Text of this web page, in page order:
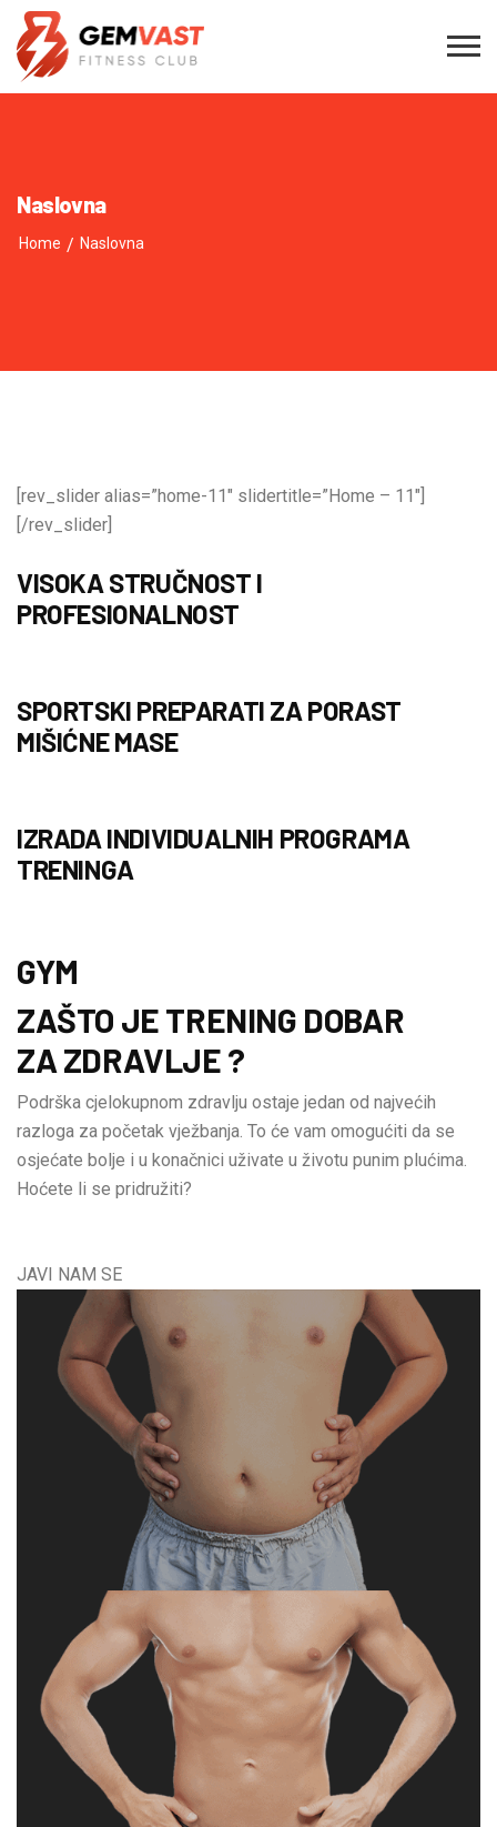
Naslovna
Home / Naslovna
[rev_slider alias=”home-11″ slidertitle=”Home – 11″]
[/rev_slider]
VISOKA STRUČNOST I
PROFESIONALNOST
SPORTSKI PREPARATI ZA PORAST
MIŠIĆNE MASE
IZRADA INDIVIDUALNIH PROGRAMA
TRENINGA
GYM
ZAŠTO JE TRENING DOBAR
ZA ZDRAVLJE ?
Podrška cjelokupnom zdravlju ostaje jedan od najvećih
razloga za početak vježbanja. To će vam omogućiti da se
osjećate bolje i u konačnici uživate u životu punim plućima.
Hoćete li se pridružiti?
JAVI NAM SE